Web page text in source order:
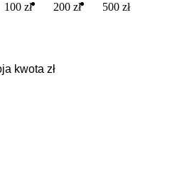
100 zł 200 zł 500 zł